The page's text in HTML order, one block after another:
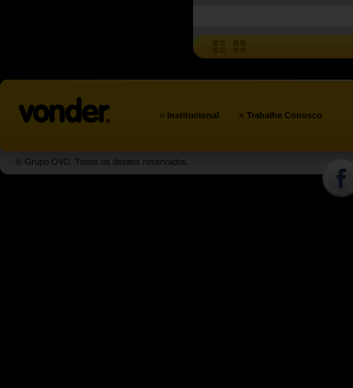
» Institucional » Trabalhe Conosco
© Grupo OVD. Todos os direitos reservados.